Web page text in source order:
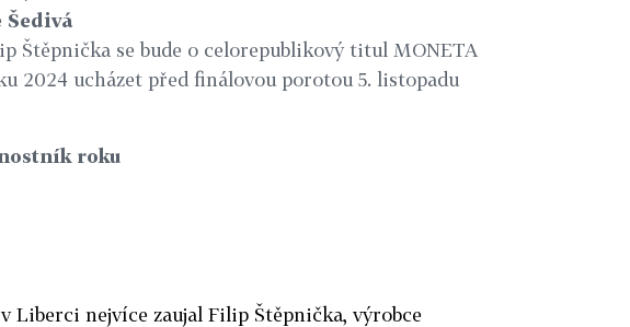
Šedivá
Štěpnička se bude o celorepublikový titul MONETA
2024 ucházet před finálovou porotou 5. listopadu
roku
Liberci nejvíce zaujal Filip Štěpnička, výrobce